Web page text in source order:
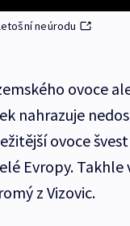
neúrodu
ovoce
nahrazuje
ovoce
Evropy.
z Vizovic.